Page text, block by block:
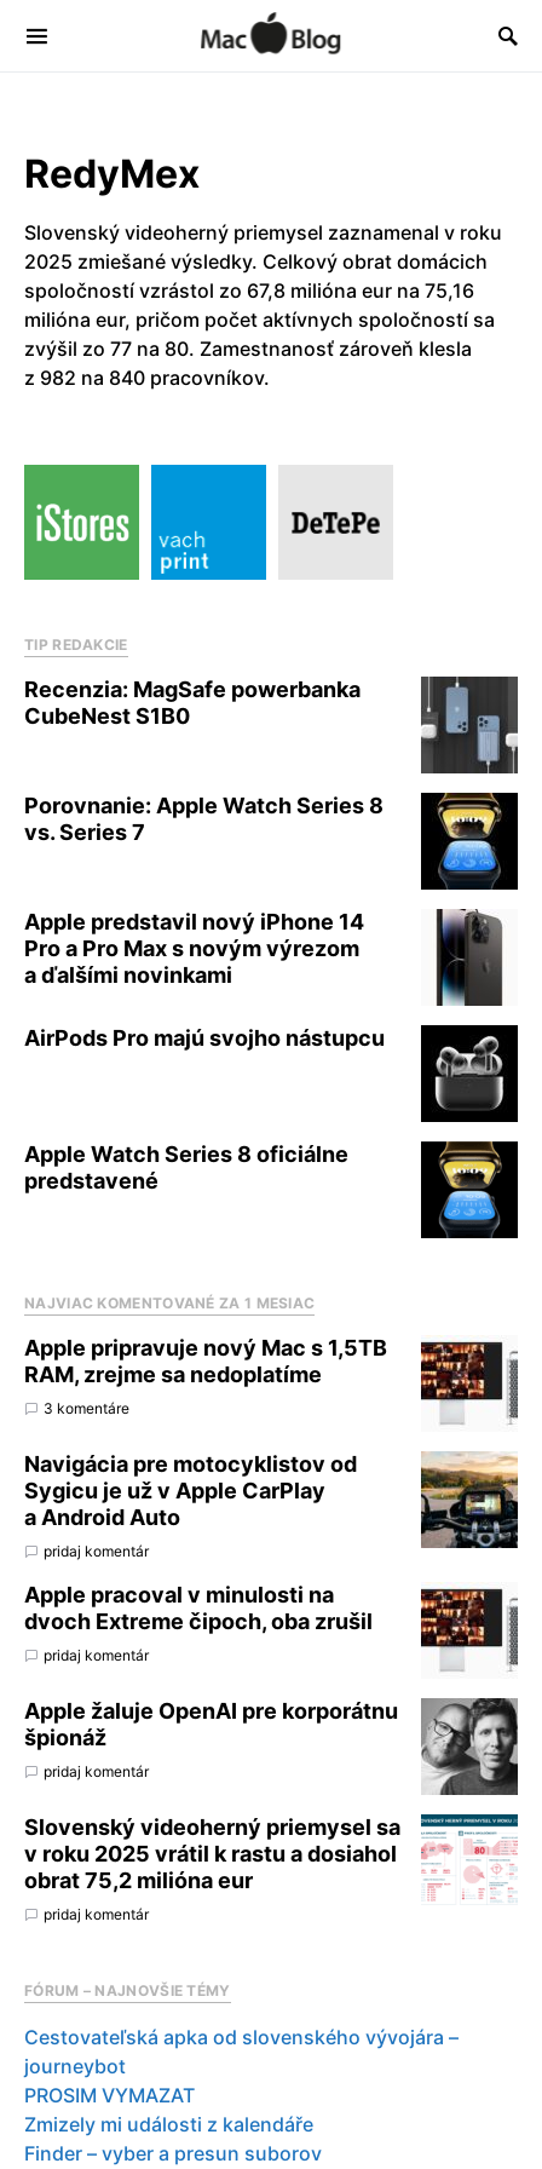
RedyMex
Slovenský videoherný priemysel zaznamenal v roku
2025 zmiešané výsledky. Celkový obrat domácich
spoločností vzrástol zo 67,8 milióna eur na 75,16
milióna eur, pričom počet aktívnych spoločností sa
zvýšil zo 77 na 80. Zamestnanosť zároveň klesla
z 982 na 840 pracovníkov.
TIP REDAKCIE
Recenzia: MagSafe powerbanka
CubeNest S1B0
Porovnanie: Apple Watch Series 8
vs. Series 7
Apple predstavil nový iPhone 14
Pro a Pro Max s novým výrezom
a ďalšími novinkami
AirPods Pro majú svojho nástupcu
Apple Watch Series 8 oficiálne
predstavené
NAJVIAC KOMENTOVANÉ ZA 1 MESIAC
Apple pripravuje nový Mac s 1,5TB
RAM, zrejme sa nedoplatíme
3 komentáre
Navigácia pre motocyklistov od
Sygicu je už v Apple CarPlay
a Android Auto
pridaj komentár
Apple pracoval v minulosti na
dvoch Extreme čipoch, oba zrušil
pridaj komentár
Apple žaluje OpenAI pre korporátnu
špionáž
pridaj komentár
Slovenský videoherný priemysel sa
v roku 2025 vrátil k rastu a dosiahol
obrat 75,2 milióna eur
pridaj komentár
FÓRUM – NAJNOVŠIE TÉMY
Cestovateľská apka od slovenského vývojára –
journeybot
PROSIM VYMAZAT
Zmizely mi události z kalendáře
Finder – vyber a presun suborov